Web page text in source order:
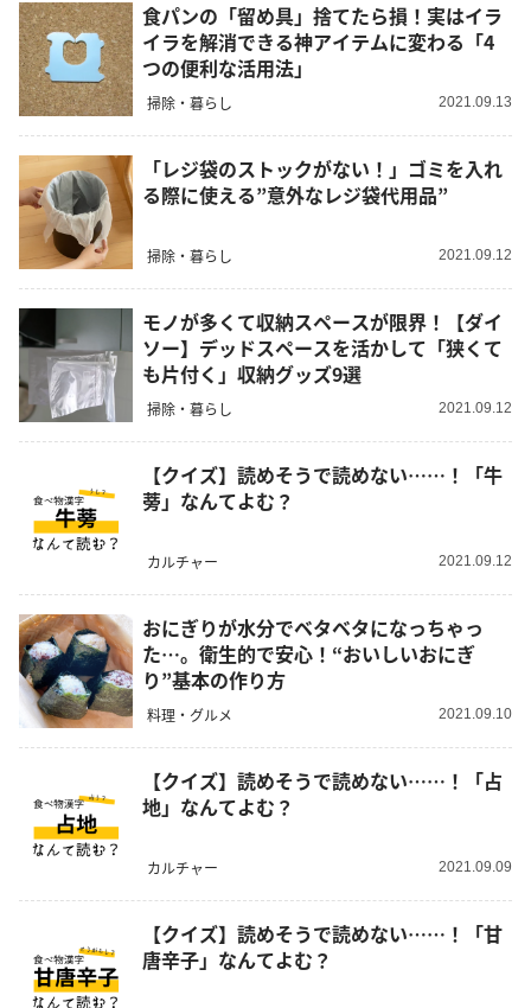
食パンの「留め具」捨てたら損！実はイラ
イラを解消できる神アイテムに変わる「4
つの便利な活用法」
掃除・暮らし 2021.09.13
「レジ袋のストックがない！」ゴミを入れ
る際に使える”意外なレジ袋代用品”
掃除・暮らし 2021.09.12
モノが多くて収納スペースが限界！【ダイ
ソー】デッドスペースを活かして「狭くて
も片付く」収納グッズ9選
掃除・暮らし 2021.09.12
【クイズ】読めそうで読めない……！「牛
蒡」なんてよむ？
カルチャー 2021.09.12
おにぎりが水分でベタベタになっちゃっ
た…。衛生的で安心！“おいしいおにぎ
り”基本の作り方
料理・グルメ 2021.09.10
【クイズ】読めそうで読めない……！「占
地」なんてよむ？
カルチャー 2021.09.09
【クイズ】読めそうで読めない……！「甘
唐辛子」なんてよむ？